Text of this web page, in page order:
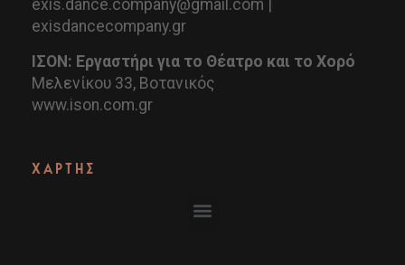
exis.dance.company@gmail.com |
exisdancecompany.gr
ΙΣΟΝ: Εργαστήρι για το Θέατρο και το Χορό
Μελενίκου 33, Βοτανικός
www.ison.com.gr
ΧΑΡΤΗΣ